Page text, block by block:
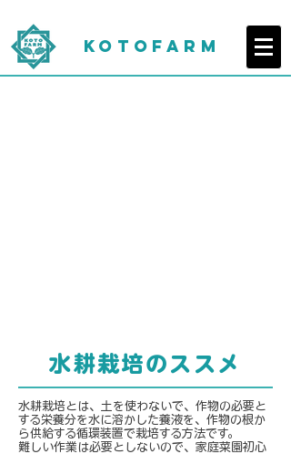
KOTOFARM
水耕栽培のススメ
水耕栽培とは、土を使わないで、作物の必要と
する栄養分を水に溶かした養液を、作物の根か
ら供給する循環装置で栽培する方法です。
難しい作業は必要としないので、家庭菜園初心